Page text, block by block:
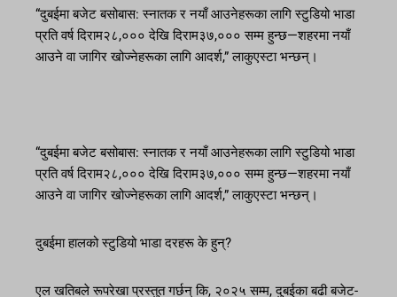
“दुबईमा बजेट बसोबास: स्नातक र नयाँ आउनेहरूका लागि स्टुडियो भाडा
प्रति वर्ष दिराम२८,००० देखि दिराम३७,००० सम्म हुन्छ—शहरमा नयाँ
आउने वा जागिर खोज्नेहरूका लागि आदर्श,” लाकुएस्टा भन्छन्।
“दुबईमा बजेट बसोबास: स्नातक र नयाँ आउनेहरूका लागि स्टुडियो भाडा
प्रति वर्ष दिराम२८,००० देखि दिराम३७,००० सम्म हुन्छ—शहरमा नयाँ
आउने वा जागिर खोज्नेहरूका लागि आदर्श,” लाकुएस्टा भन्छन्।
दुबईमा हालको स्टुडियो भाडा दरहरू के हुन्?
एल खतिबले रूपरेखा प्रस्तुत गर्छन् कि, २०२५ सम्म, दुबईका बढी बजेट-